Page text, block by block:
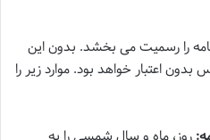
نامه را رسمیت می بخشد. بدون این
اعتبار خواهد بود. موارد زیر را